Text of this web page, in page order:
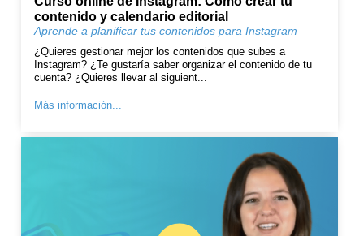
contenido y calendario editorial
Aprende a planificar tus contenidos para Instagram
¿Quieres gestionar mejor los contenidos que subes a
Instagram? ¿Te gustaría saber organizar el contenido de tu
cuenta? ¿Quieres llevar al siguient...
Más información...